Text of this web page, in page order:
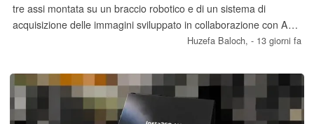
tre assi montata su un braccio robotico e di un sistema di
acquisizione delle immagini sviluppato in collaborazione con Arri.
Honor ha ora confermato ufficialmente la data di lancio del
Huzefa Baloch, - 13 giorni fa